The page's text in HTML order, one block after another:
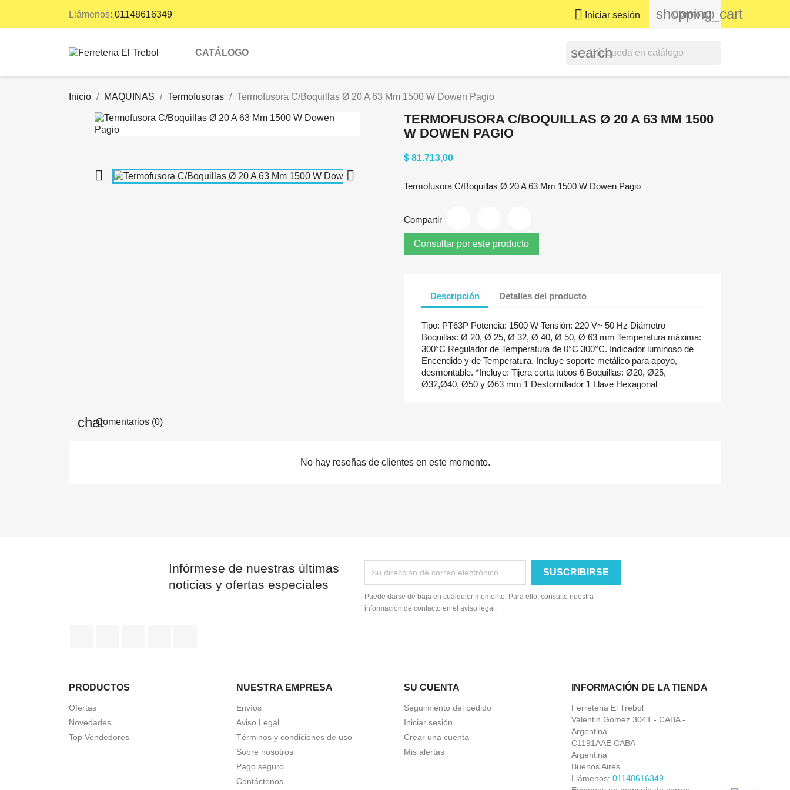
Llámenos: 01148616349  Iniciar sesión shopping_cart
Carrito (0)
CATÁLOGO search
Inicio MAQUINAS Termofusoras Termofusora C/Boquillas Ø 20 A 63 Mm 1500 W Dowen Pagio
 
TERMOFUSORA C/BOQUILLAS Ø 20 A 63 MM 1500
W DOWEN PAGIO
$ 81.713,00
Termofusora C/Boquillas Ø 20 A 63 Mm 1500 W Dowen Pagio
Compartir
Consultar por este producto
Descripción Detalles del producto
Tipo: PT63P Potencia: 1500 W Tensión: 220 V~ 50 Hz Diámetro
Boquillas: Ø 20, Ø 25, Ø 32, Ø 40, Ø 50, Ø 63 mm Temperatura máxima:
300°C Regulador de Temperatura de 0°C 300°C. Indicador luminoso de
Encendido y de Temperatura. Incluye soporte metálico para apoyo,
desmontable. *Incluye: Tijera corta tubos 6 Boquillas: Ø20, Ø25,
Ø32,Ø40, Ø50 y Ø63 mm 1 Destornillador 1 Llave Hexagonal
Comentarios (0)
No hay reseñas de clientes en este momento.
Infórmese de nuestras últimas
noticias y ofertas especiales
Puede darse de baja en cualquier momento. Para ello, consulte nuestra
información de contacto en el aviso legal.
PRODUCTOS
Ofertas
Novedades
Top Vendedores
NUESTRA EMPRESA
Envíos
Aviso Legal
Términos y condiciones de uso
Sobre nosotros
Pago seguro
Contáctenos
SU CUENTA
Seguimiento del pedido
Iniciar sesión
Crear una cuenta
Mis alertas
INFORMACIÓN DE LA TIENDA
Ferreteria El Trebol
Valentin Gomez 3041 - CABA -
Argentina
C1191AAE CABA
Argentina
Buenos Aires
Llámenos: 01148616349